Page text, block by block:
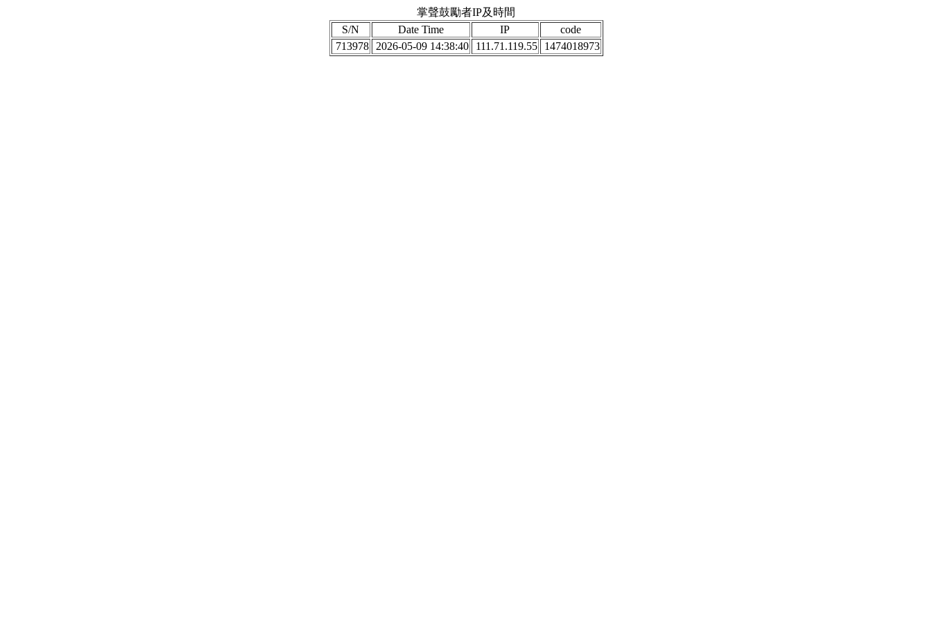
掌聲鼓勵者IP及時間
S/N
Date Time IP
code
713978
2026-05-09 14:38:40 111.71.119.55 1474018973